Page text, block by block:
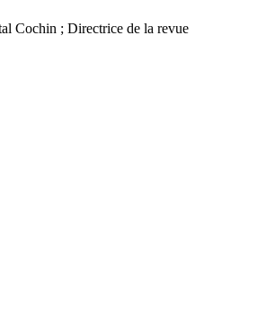
Cochin ; Directrice de la revue